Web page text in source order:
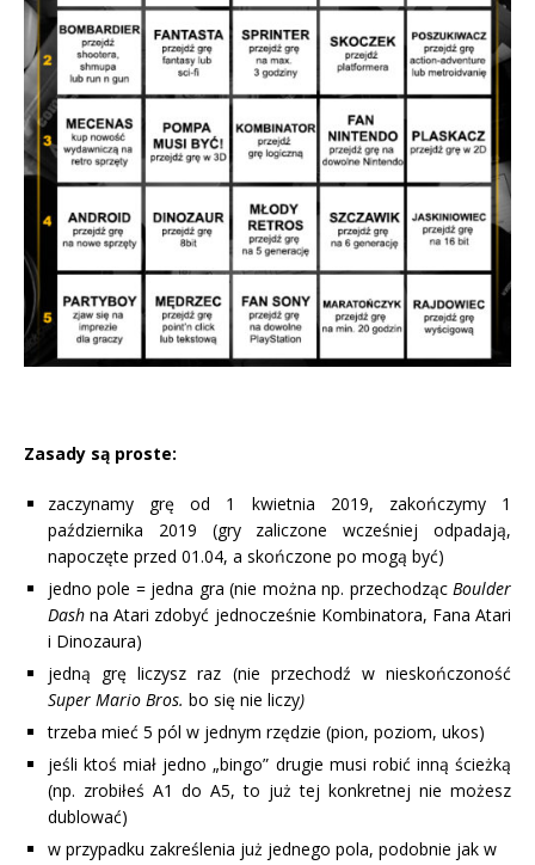
Zasady są proste:
zaczynamy grę od 1 kwietnia 2019, zakończymy 1
października 2019 (gry zaliczone wcześniej odpadają,
napoczęte przed 01.04, a skończone po mogą być)
jedno pole = jedna gra (nie można np. przechodząc Boulder
Dash na Atari zdobyć jednocześnie Kombinatora, Fana Atari
i Dinozaura)
jedną grę liczysz raz (nie przechodź w nieskończoność
Super Mario Bros. bo się nie liczy)
trzeba mieć 5 pól w jednym rzędzie (pion, poziom, ukos)
jeśli ktoś miał jedno „bingo” drugie musi robić inną ścieżką
(np. zrobiłeś A1 do A5, to już tej konkretnej nie możesz
dublować)
w przypadku zakreślenia już jednego pola, podobnie jak w